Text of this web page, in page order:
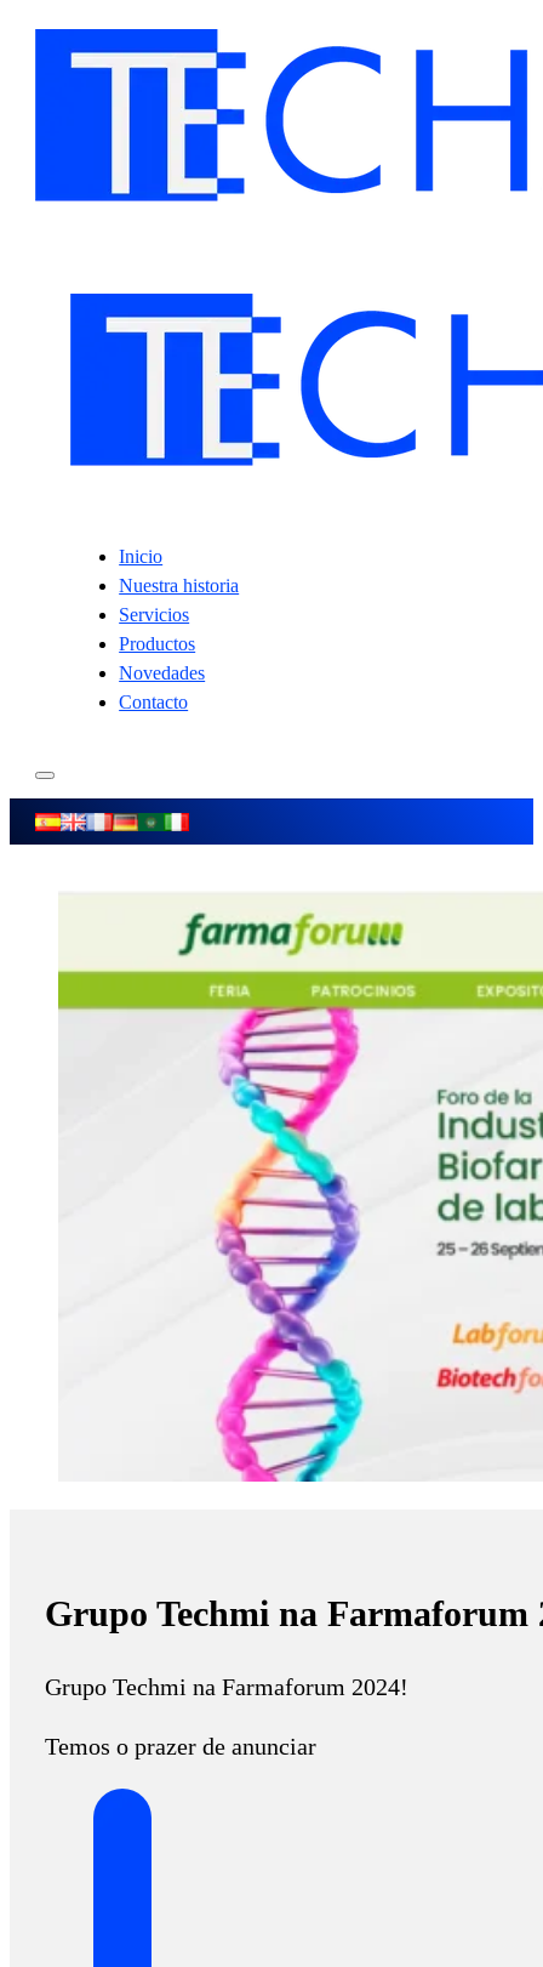
Inicio
Nuestra historia
Servicios
Productos
Novedades
Contacto
Grupo Techmi na Farmaforum
Grupo Techmi na Farmaforum 2024!
Temos o prazer de anunciar